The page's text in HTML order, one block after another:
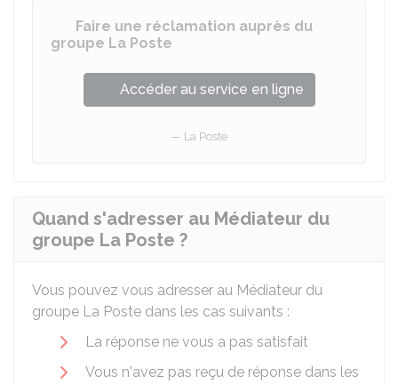
Faire une réclamation auprès du
groupe La Poste
Accéder au service en ligne
La Poste
Quand s'adresser au Médiateur du
groupe La Poste ?
Vous pouvez vous adresser au Médiateur du
groupe La Poste dans les cas suivants :
La réponse ne vous a pas satisfait
Vous n'avez pas reçu de réponse dans les